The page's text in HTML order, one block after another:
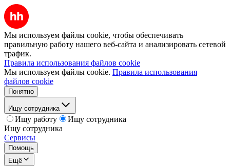
Мы используем файлы cookie, чтобы обеспечивать
правильную работу нашего веб-сайта и анализировать сетевой
трафик.
Правила использования файлов cookie
Мы используем файлы cookie. Правила использования
файлов cookie
Понятно
Ищу сотрудника
Ищу работу
Ищу сотрудника
Ищу сотрудника
Сервисы
Помощь
Ещё